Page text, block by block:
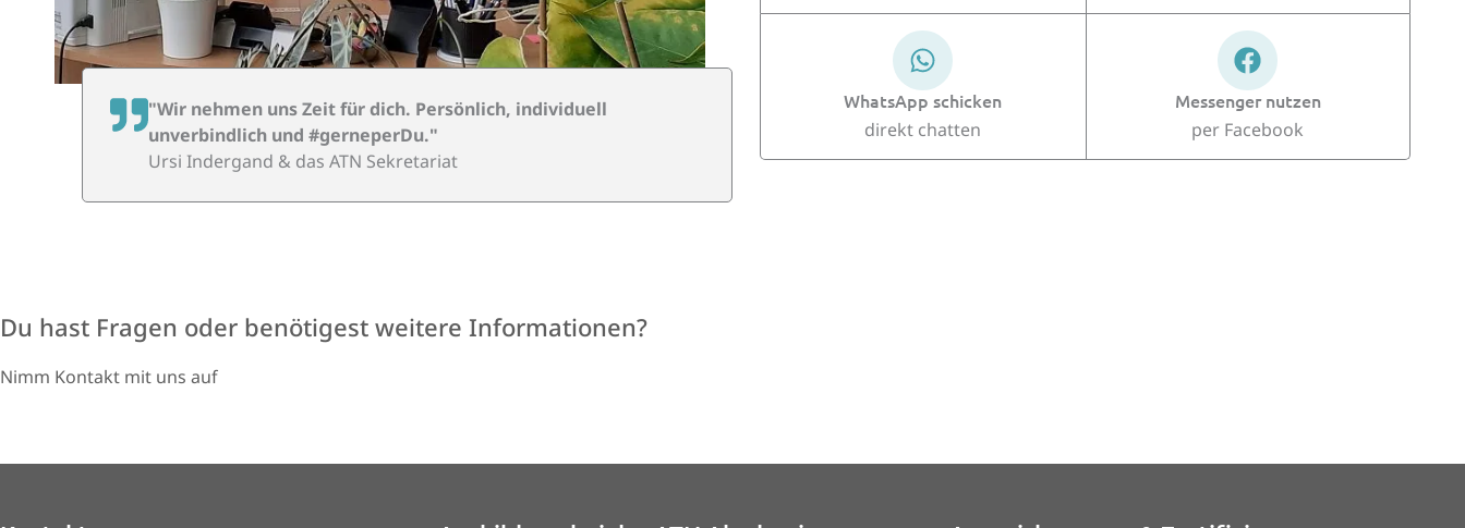
"Wir nehmen uns Zeit für dich. Persönlich, individuell
unverbindlich und #gerneperDu."
Ursi Indergand & das ATN Sekretariat
WhatsApp schicken
direkt chatten
Messenger nutzen
per Facebook
Du hast Fragen oder benötigest weitere Informationen?
Nimm Kontakt mit uns auf